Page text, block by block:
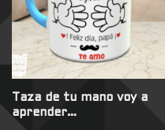
Taza de tu mano voy a
aprender…